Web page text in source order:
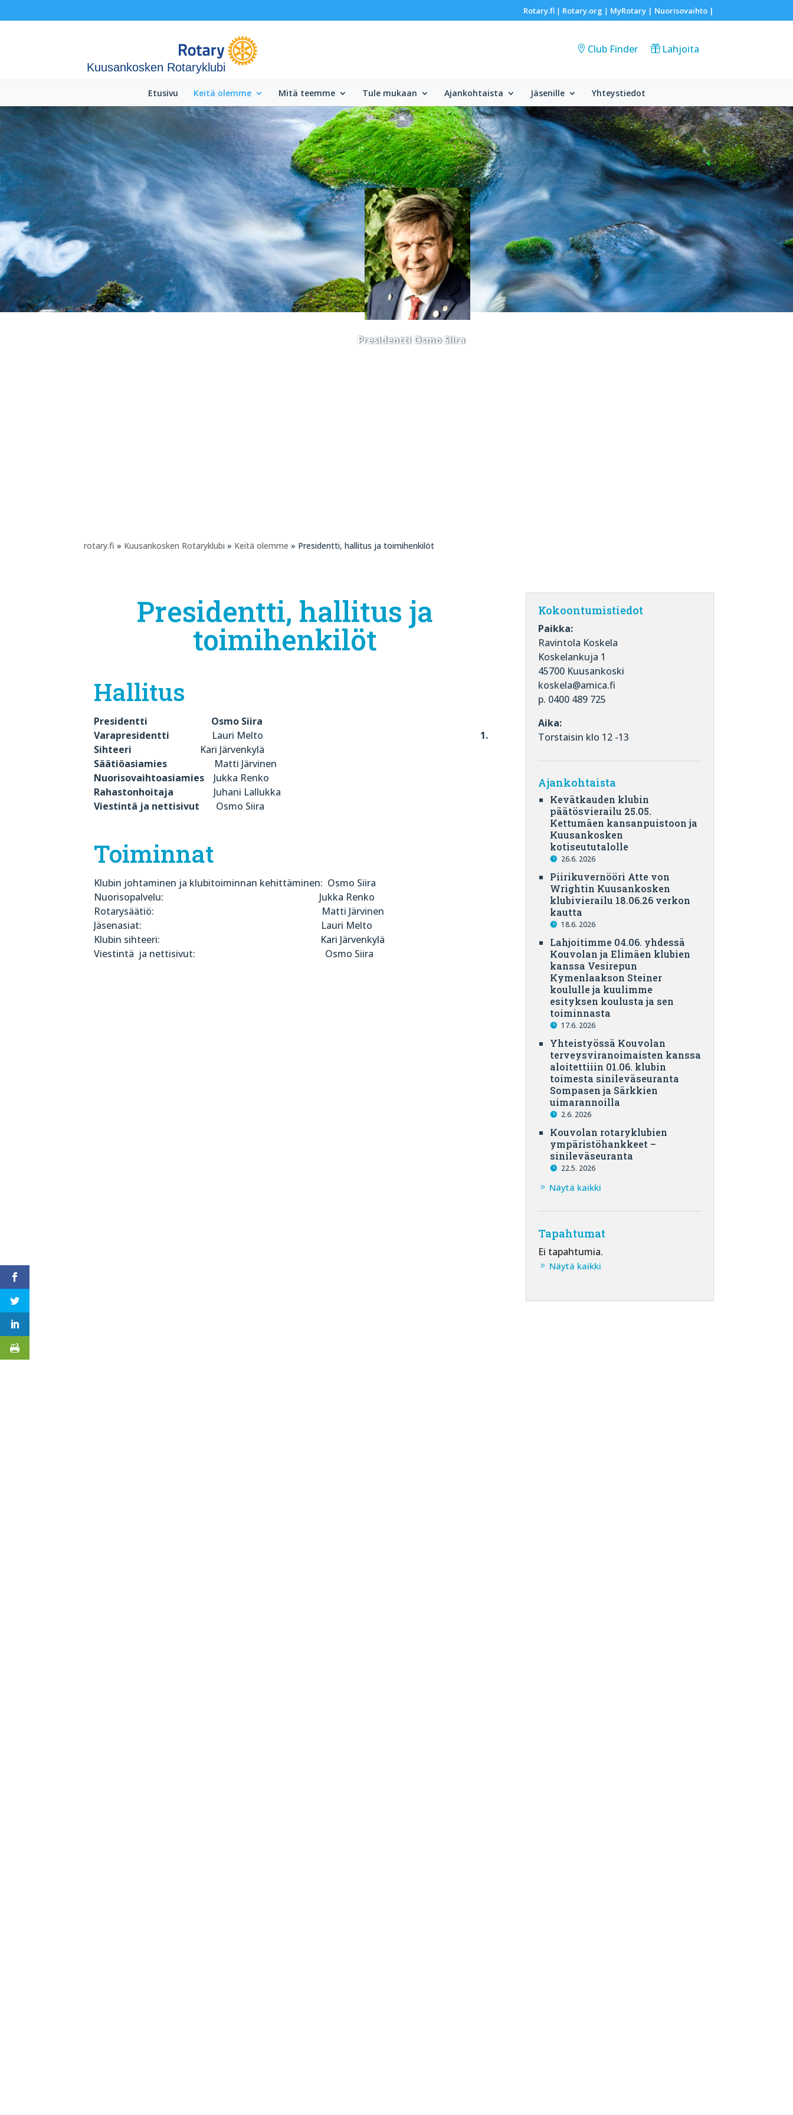
Rotary.fi| Rotary.org | MyRotary | Nuorisovaihto|
Kuusankosken Rotaryklubi
Club Finder Lahjoita
Etusivu Keitä olemme Mitä teemme Tule mukaan Ajankohtaista Jäsenille Yhteystiedot
Presidentti Osmo Siira
rotary.fi » Kuusankosken Rotaryklubi » Keitä olemme » Presidentti, hallitus ja toimihenkilöt
Presidentti, hallitus ja
toimihenkilöt
Hallitus
Presidentti Osmo Siira
Varapresidentti
Lauri Melto 1.
Sihteeri
Kari Järvenkylä
Säätiöasiamies Matti Järvinen
Nuorisovaihtoasiamies Jukka Renko
Rahastonhoitaja Juhani Lallukka
Viestintä ja nettisivut Osmo Siira
Toiminnat
Klubin johtaminen ja klubitoiminnan kehittäminen: Osmo Siira
Nuorisopalvelu: Jukka Renko
Rotarysäätiö: Matti Järvinen
Jäsenasiat: Lauri Melto
Klubin sihteeri: Kari Järvenkylä
Viestintä ja nettisivut: Osmo Siira
Kokoontumistiedot
Paikka:
Ravintola Koskela
Koskelankuja 1
45700 Kuusankoski
koskela@amica.fi
p. 0400 489 725
Aika:
Torstaisin klo 12 -13
Ajankohtaista
Kevätkauden klubin
päätösvierailu 25.05.
Kettumäen kansanpuistoon ja
Kuusankosken
kotiseututalolle
26.6. 2026
Piirikuvernööri Atte von
Wrightin Kuusankosken
klubivierailu 18.06.26 verkon
kautta
18.6. 2026
Lahjoitimme 04.06. yhdessä
Kouvolan ja Elimäen klubien
kanssa Vesirepun
Kymenlaakson Steiner
koululle ja kuulimme
esityksen koulusta ja sen
toiminnasta
17.6. 2026
Yhteistyössä Kouvolan
terveysviranoimaisten kanssa
aloitettiiin 01.06. klubin
toimesta sinileväseuranta
Sompasen ja Särkkien
uimarannoilla
2.6. 2026
Kouvolan rotaryklubien
ympäristöhankkeet –
sinileväseuranta
22.5. 2026
Näytä kaikki
Tapahtumat
Ei tapahtumia.
Näytä kaikki